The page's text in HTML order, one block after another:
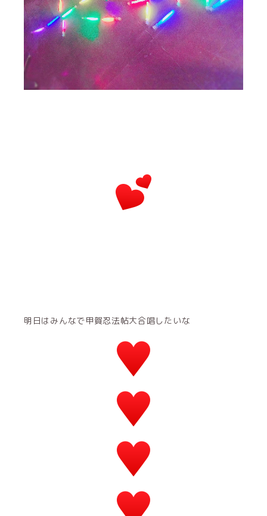
明日はみんなで甲賀忍法帖大合唱したいな